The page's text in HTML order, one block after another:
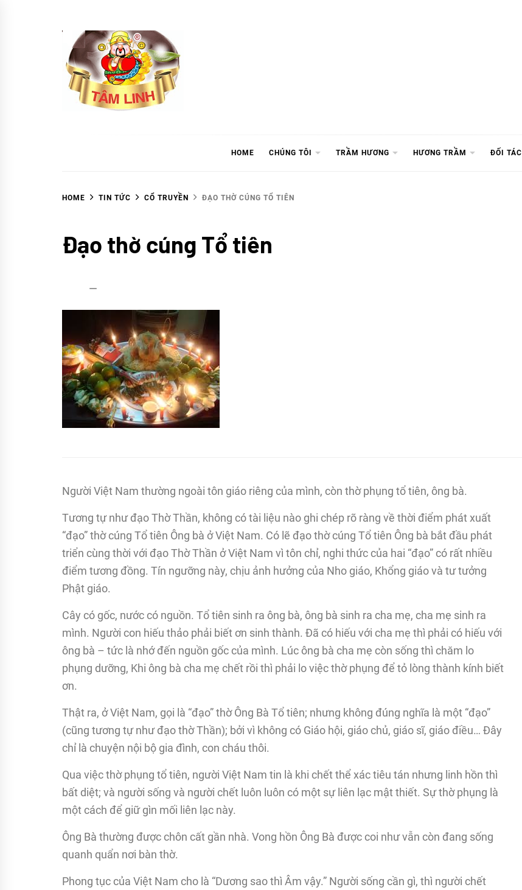
HOME CHÚNG TÔI TRẦM HƯƠNG HƯƠNG TRẦM ĐỐI TÁC
HOME TIN TỨC CỔ TRUYỀN ĐẠO THỜ CÚNG TỔ TIÊN
truyền
Đạo thờ cúng Tổ tiên
admin
Người Việt Nam thường ngoài tôn giáo riêng của mình, còn thờ phụng tổ tiên, ông bà.
Tương tự như đạo Thờ Thần, không có tài liệu nào ghi chép rõ ràng về thời điểm phát xuất
“đạo” thờ cúng Tổ tiên Ông bà ở Việt Nam. Có lẽ đạo thờ cúng Tổ tiên Ông bà bắt đầu phát
triển cùng thời với đạo Thờ Thần ở Việt Nam vì tôn chỉ, nghi thức của hai “đạo” có rất nhiều
điểm tương đồng. Tín ngưỡng này, chịu ảnh hưởng của Nho giáo, Khổng giáo và tư tưởng
Phật giáo.
Cây có gốc, nước có nguồn. Tổ tiên sinh ra ông bà, ông bà sinh ra cha mẹ, cha mẹ sinh ra
mình. Người con hiếu thảo phải biết ơn sinh thành. Đã có hiếu với cha mẹ thì phải có hiếu với
ông bà – tức là nhớ đến nguồn gốc của mình. Lúc ông bà cha mẹ còn sống thì chăm lo
phụng dưỡng, Khi ông bà cha mẹ chết rồi thì phải lo việc thờ phụng để tỏ lòng thành kính biết
ơn.
Thật ra, ở Việt Nam, gọi là “đạo” thờ Ông Bà Tổ tiên; nhưng không đúng nghĩa là một “đạo”
(cũng tương tự như đạo thờ Thần); bởi vì không có Giáo hội, giáo chủ, giáo sĩ, giáo điều… Đây
chỉ là chuyện nội bộ gia đình, con cháu thôi.
Qua việc thờ phụng tổ tiên, người Việt Nam tin là khi chết thể xác tiêu tán nhưng linh hồn thì
bất diệt; và người sống và người chết luôn luôn có một sự liên lạc mật thiết. Sự thờ phụng là
một cách để giữ gìn mối liên lạc này.
Ông Bà thường được chôn cất gần nhà. Vong hồn Ông Bà được coi như vẫn còn đang sống
quanh quẩn nơi bàn thờ.
Phong tục của Việt Nam cho là “Dương sao thì Âm vậy.” Người sống cần gì, thì người chết